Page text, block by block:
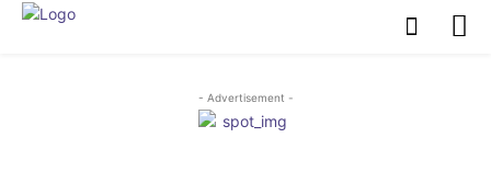
- Advertisement -